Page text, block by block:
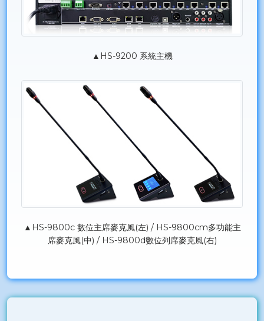
▲HS-9200 系統主機
▲HS-9800c 數位主席麥克風(左) / HS-9800cm多功能主
席麥克風(中) / HS-9800d數位列席麥克風(右)